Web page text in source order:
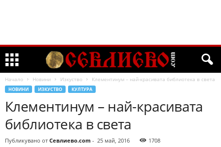
Начало Новини Изкуство Клементинум – най-красивата библиотека в света
НОВИНИ ИЗКУСТВО КУЛТУРА
Клементинум – най-красивата
библиотека в света
Публикувано от Севлиево.com - 25 май, 2016 1708